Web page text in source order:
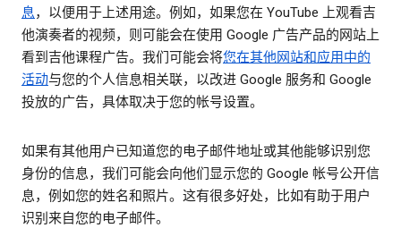
息，以便用于上述用途。例如，如果您在 YouTube 上观看吉
他演奏者的视频，则可能会在使用 Google 广告产品的网站上
看到吉他课程广告。我们可能会将您在其他网站和应用中的
活动与您的个人信息相关联，以改进 Google 服务和 Google
投放的广告，具体取决于您的帐号设置。
如果有其他用户已知道您的电子邮件地址或其他能够识别您
身份的信息，我们可能会向他们显示您的 Google 帐号公开信
息，例如您的姓名和照片。这有很多好处，比如有助于用户
识别来自您的电子邮件。